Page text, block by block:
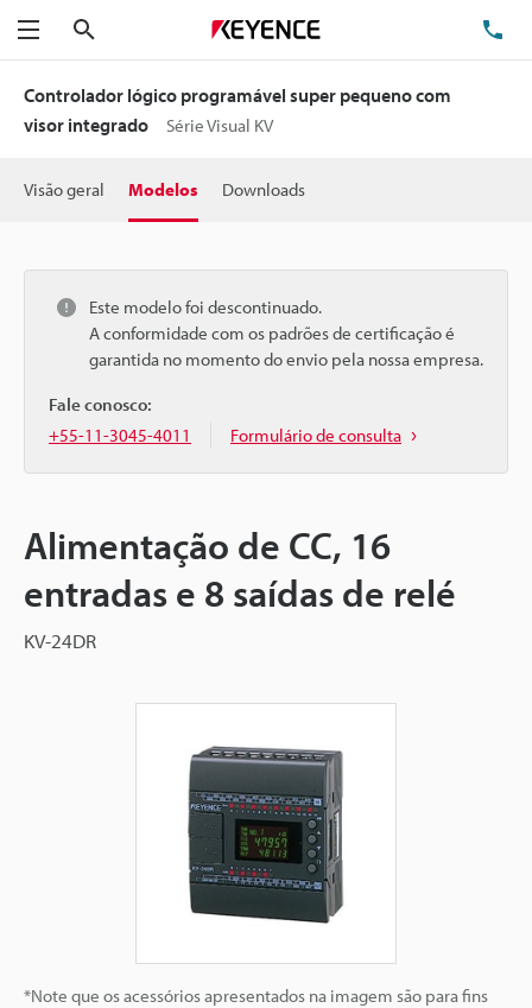
Menu
Controlador lógico programável super pequeno com
visor integrado
Série Visual KV
Visão geral Modelos Downloads
Este modelo foi descontinuado.
A conformidade com os padrões de certificação é
garantida no momento do envio pela nossa empresa.
Fale conosco:
+55-11-3045-4011
Formulário de consulta
Alimentação de CC, 16
entradas e 8 saídas de relé
KV-24DR
*Note que os acessórios apresentados na imagem são para fins